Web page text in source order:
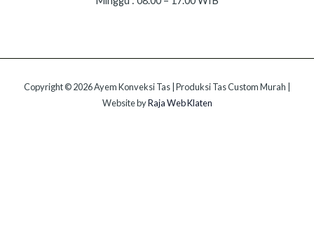
Copyright © 2026 Ayem Konveksi Tas | Produksi Tas Custom Murah |
Website byRaja Web Klaten